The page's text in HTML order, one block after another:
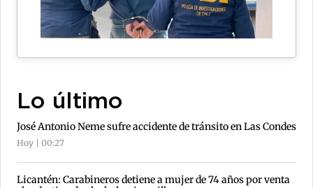
Lo último
José Antonio Neme sufre accidente de tránsito en Las Condes
Hoy | 00:27
Licantén: Carabineros detiene a mujer de 74 años por venta